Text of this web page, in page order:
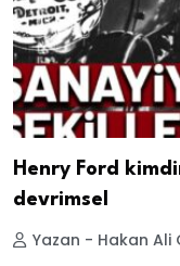
Henry Ford
devrimsel
Yazan - Hakan Ali